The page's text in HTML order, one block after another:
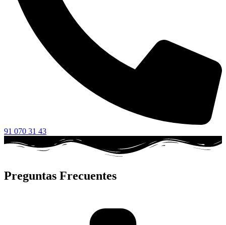
91 070 31 43
Preguntas Frecuentes